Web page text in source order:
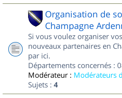
Organisation de
Champagne
Si vous voulez organiser
nouveaux partenaires en
par ici.
Départements concernés :
Modérateur : Modérateurs
Sujets : 4